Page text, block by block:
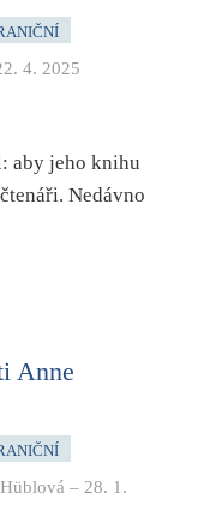
4. 2025
aby jeho knihu
Nedávno
Anne
– 28. 1.